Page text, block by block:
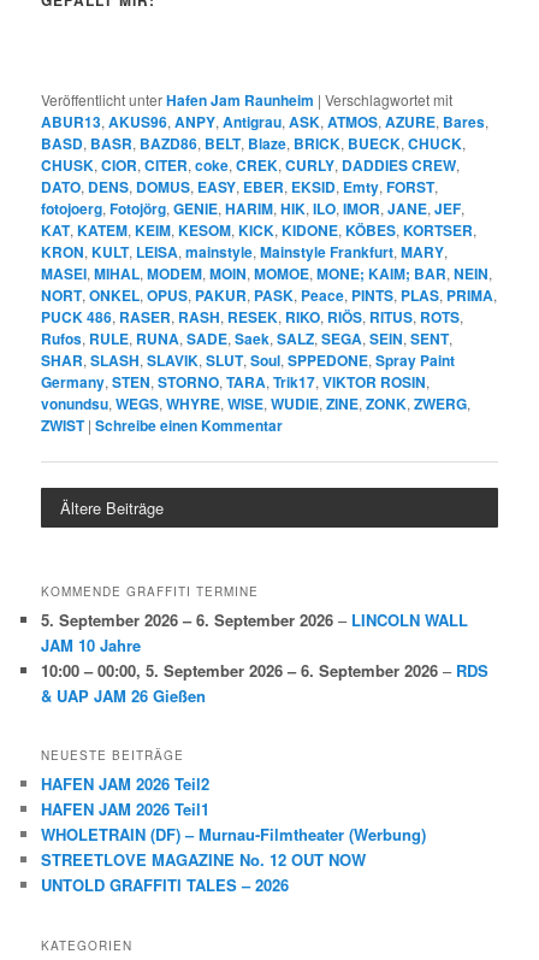
Veröffentlicht unterHafen Jam Raunheim |Verschlagwortet mit
ABUR13,AKUS96,ANPY,Antigrau,ASK,ATMOS,AZURE, Bares,
BASD, BASR, BAZD86, BELT, Blaze, BRICK, BUECK,CHUCK,
CHUSK,CIOR,CITER,coke,CREK,CURLY, DADDIES CREW,
DATO, DENS, DOMUS, EASY, EBER, EKSID, Emty,FORST,
fotojoerg,Fotojörg,GENIE,HARIM,HIK,ILO,IMOR,JANE,JEF,
KAT,KATEM,KEIM,KESOM,KICK,KIDONE,KÖBES,KORTSER,
KRON,KULT, LEISA,mainstyle,Mainstyle Frankfurt,MARY,
MASEI,MIHAL,MODEM,MOIN,MOMOE,MONE; KAIM; BAR,NEIN,
NORT,ONKEL,OPUS, PAKUR, PASK, Peace, PINTS, PLAS, PRIMA,
PUCK 486, RASER, RASH, RESEK, RIKO, RIÖS, RITUS, ROTS,
Rufos, RULE, RUNA,SADE,Saek,SALZ,SEGA,SEIN,SENT,
SHAR,SLASH,SLAVIK,SLUT,Soul,SPPEDONE,Spray Paint
Germany,STEN,STORNO,TARA,Trik17,VIKTOR ROSIN,
vonundsu,WEGS,WHYRE,WISE,WUDIE,ZINE,ZONK,ZWERG,
ZWIST |Schreibe einen Kommentar
Ältere Beiträge
KOMMENDE GRAFFITI TERMINE
5. September 2026 – 6. September 2026 – LINCOLN WALL
JAM 10 Jahre
10:00 – 00:00,5. September 2026 – 6. September 2026 – RDS
& UAP JAM 26 Gießen
NEUESTE BEITRÄGE
HAFEN JAM 2026 Teil2
HAFEN JAM 2026 Teil1
WHOLETRAIN (DF) – Murnau-Filmtheater (Werbung)
STREETLOVE MAGAZINE No. 12 OUT NOW
UNTOLD GRAFFITI TALES – 2026
KATEGORIEN